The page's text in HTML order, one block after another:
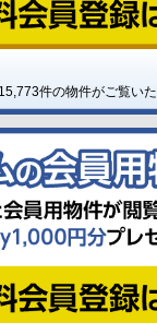
15,773件の物件がご覧いた